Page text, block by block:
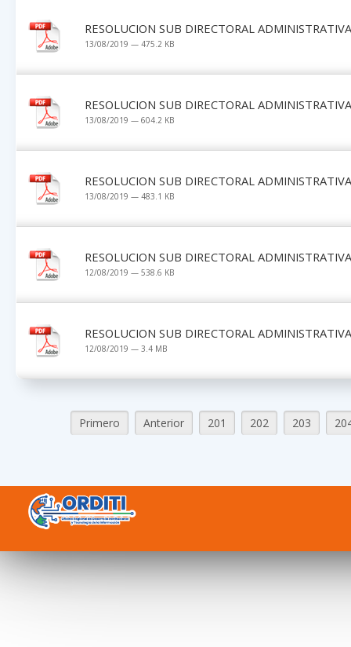
RESOLUCION SUB DIRECTORAL
13/08/2019 — 475.2 KB
RESOLUCION SUB DIRECTORAL
13/08/2019 — 604.2 KB
RESOLUCION SUB DIRECTORAL
13/08/2019 — 483.1 KB
RESOLUCION SUB DIRECTORAL
12/08/2019 — 538.6 KB
RESOLUCION SUB DIRECTORAL
12/08/2019 — 3.4 MB
Primero Anterior 201 202 203